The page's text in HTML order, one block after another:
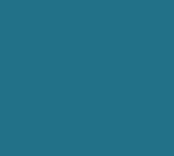
ou de
um
sentido
cuja
e voltada